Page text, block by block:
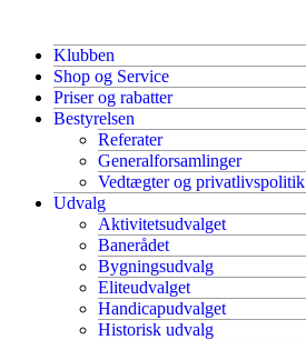
Klubben
Shop og Service
Priser og rabatter
Bestyrelsen
Referater
Generalforsamlinger
Vedtægter og privatlivspolitik
Udvalg
Aktivitetsudvalget
Banerådet
Bygningsudvalg
Eliteudvalget
Handicapudvalget
Historisk udvalg